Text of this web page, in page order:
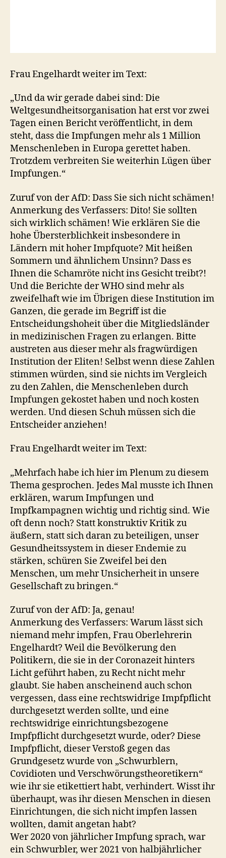
Frau Engelhardt weiter im Text:
„Und da wir gerade dabei sind: Die
Weltgesundheitsorganisation hat erst vor zwei
Tagen einen Bericht veröffentlicht, in dem
steht, dass die Impfungen mehr als 1 Million
Menschenleben in Europa gerettet haben.
Trotzdem verbreiten Sie weiterhin Lügen über
Impfungen.“
Zuruf von der AfD: Dass Sie sich nicht schämen!
Anmerkung des Verfassers: Dito! Sie sollten
sich wirklich schämen! Wie erklären Sie die
hohe Übersterblichkeit insbesondere in
Ländern mit hoher Impfquote? Mit heißen
Sommern und ähnlichem Unsinn? Dass es
Ihnen die Schamröte nicht ins Gesicht treibt?!
Und die Berichte der WHO sind mehr als
zweifelhaft wie im Übrigen diese Institution im
Ganzen, die gerade im Begriff ist die
Entscheidungshoheit über die Mitgliedsländer
in medizinischen Fragen zu erlangen. Bitte
austreten aus dieser mehr als fragwürdigen
Institution der Eliten! Selbst wenn diese Zahlen
stimmen würden, sind sie nichts im Vergleich
zu den Zahlen, die Menschenleben durch
Impfungen gekostet haben und noch kosten
werden. Und diesen Schuh müssen sich die
Entscheider anziehen!
Frau Engelhardt weiter im Text:
„Mehrfach habe ich hier im Plenum zu diesem
Thema gesprochen. Jedes Mal musste ich Ihnen
erklären, warum Impfungen und
Impfkampagnen wichtig und richtig sind. Wie
oft denn noch? Statt konstruktiv Kritik zu
äußern, statt sich daran zu beteiligen, unser
Gesundheitssystem in dieser Endemie zu
stärken, schüren Sie Zweifel bei den
Menschen, um mehr Unsicherheit in unsere
Gesellschaft zu bringen.“
Zuruf von der AfD: Ja, genau!
Anmerkung des Verfassers: Warum lässt sich
niemand mehr impfen, Frau Oberlehrerin
Engelhardt? Weil die Bevölkerung den
Politikern, die sie in der Coronazeit hinters
Licht geführt haben, zu Recht nicht mehr
glaubt. Sie haben anscheinend auch schon
vergessen, dass eine rechtswidrige Impfpflicht
durchgesetzt werden sollte, und eine
rechtswidrige einrichtungsbezogene
Impfpflicht durchgesetzt wurde, oder? Diese
Impfpflicht, dieser Verstoß gegen das
Grundgesetz wurde von „Schwurblern,
Covidioten und Verschwörungstheoretikern“
wie ihr sie etikettiert habt, verhindert. Wisst ihr
überhaupt, was ihr diesen Menschen in diesen
Einrichtungen, die sich nicht impfen lassen
wollten, damit angetan habt?
Wer 2020 von jährlicher Impfung sprach, war
ein Schwurbler, wer 2021 von halbjährlicher